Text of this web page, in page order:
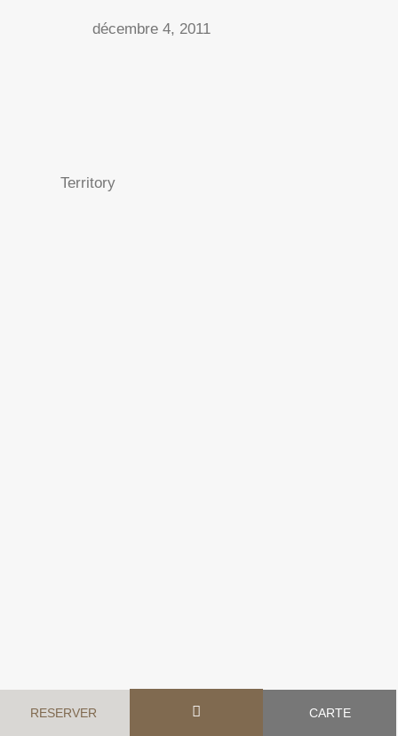
décembre 4, 2011
Territory
La Vallée des
RESERVER CARTE